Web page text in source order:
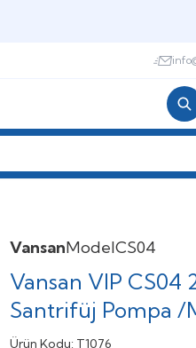
VansanModelCS04
Vansan VIP
Santrifüj Pompa /
Ürün Kodu: T1076